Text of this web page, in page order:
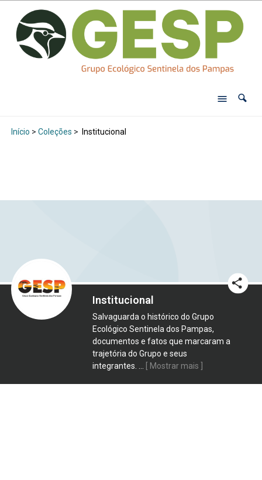
Início > Coleções > Institucional
Institucional
Salvaguarda o histórico do Grupo
Ecológico Sentinela dos Pampas,
documentos e fatos que marcaram a
trajetória do Grupo e seus
integrantes. ... [ Mostrar mais ]